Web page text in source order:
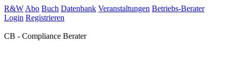
R&W Abo Buch Datenbank Veranstaltungen Betriebs-Berater
Login Registrieren
CB - Compliance Berater